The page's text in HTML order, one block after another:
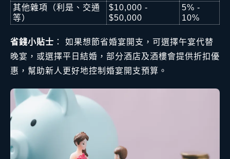
其他雜項（利是、交通
等）
$10,000 -
$50,000
5% -
10%
省錢小貼士 ： 如果想節省婚宴開支，可選擇午宴代替
晚宴，或選擇平日結婚，部分酒店及酒樓會提供折扣優
惠，幫助新人更好地控制婚宴開支預算。